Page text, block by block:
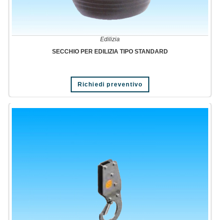
Edilizia
SECCHIO PER EDILIZIA TIPO STANDARD
Richiedi preventivo